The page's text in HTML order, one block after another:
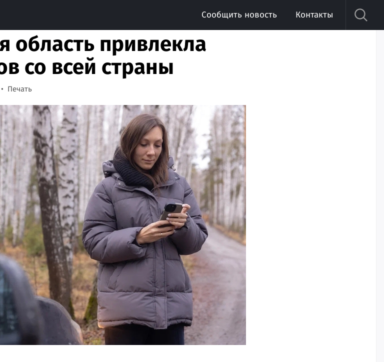
Сообщить новость Контакты
область привлекла
со всей страны
Печать